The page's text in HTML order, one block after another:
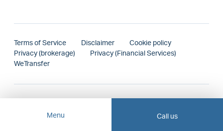
Menu Call us
Terms of Service Disclaimer
Cookie policy
Privacy (brokerage)
Privacy (Financial Services)
WeTransfer